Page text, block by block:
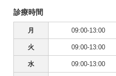
診療時間
月 09:00-13:00
火 09:00-13:00
水 09:00-13:00